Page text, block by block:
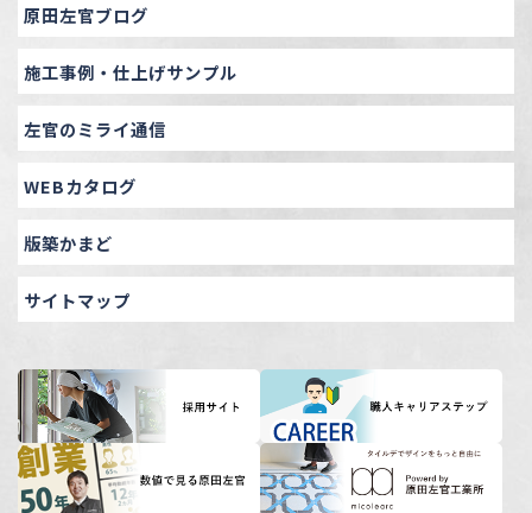
原田左官ブログ
施工事例・仕上げサンプル
左官のミライ通信
WEBカタログ
版築かまど
サイトマップ